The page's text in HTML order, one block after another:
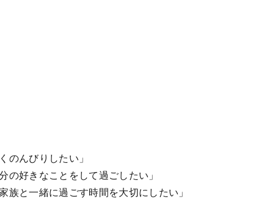
のんびりしたい」
の好きなことをして過ごしたい」
族と一緒に過ごす時間を大切にしたい」